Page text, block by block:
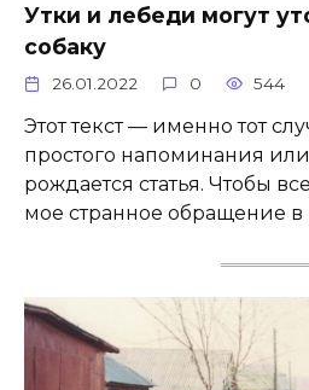
Утки и лебеди могут
собаку
26.01.2022 0 544
Этот текст — именно тот
простого напоминания
рождается статья. Чтобы
мое странное обращение в